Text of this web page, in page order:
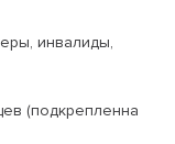
инвалиды,
(подкрепленна